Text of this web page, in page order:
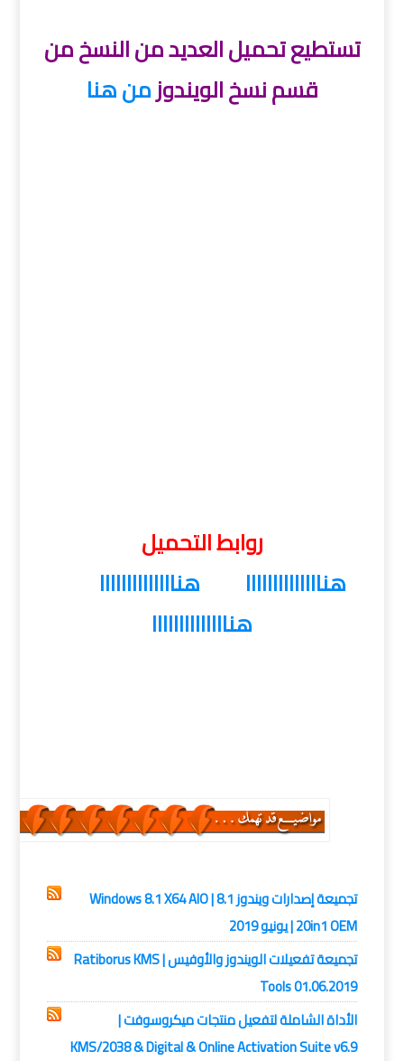
تستطيع تحميل العديد من النسخ من
قسم نسخ الويندوزمن هنا
روابط التحميل
هناااااااااااااا
هناااااااااااااا
هناااااااااااااا
تجميعة إصدارات ويندوز 8.1 | Windows 8.1 X64 AIO
20in1 OEM | يونيو 2019
تجميعة تفعيلات الويندوز والأوفيس | Ratiborus KMS
Tools 01.06.2019
الأداة الشاملة لتفعيل منتجات ميكروسوفت |
KMS/2038 & Digital & Online Activation Suite v6.9